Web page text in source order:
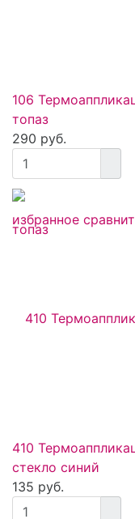
избранное
106
топаз
290 руб.
410
стекло синий
135 руб.